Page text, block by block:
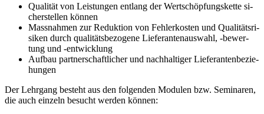
Qua­li­tät von Lei­stun­gen ent­lang der Wert­schöp­fungs­ket­te si­
cher­stel­len können
Mass­nah­men zur Re­duk­ti­on von Feh­ler­ko­sten und Qua­li­täts­ri­
si­ken durch qua­li­täts­be­zo­ge­ne Lie­fe­ran­ten­aus­wahl, -be­wer­
tung und -ent­wick­lung
Auf­bau part­ner­schaft­li­cher und nach­hal­ti­ger Lie­fe­ran­ten­be­zie­
hun­gen
Der Lehr­gang be­steht aus den fol­gen­den Mo­du­len bzw. Se­mi­na­ren,
die auch ein­zeln be­sucht wer­den kön­nen: